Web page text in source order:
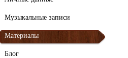
Музыкальные записи
Материалы
Блог